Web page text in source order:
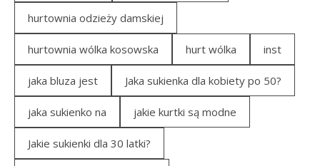
hurtownia odzieży damskiej
hurtownia wólka kosowska hurt wólka inst
jaka bluza jest Jaka sukienka dla kobiety po 50?
jaka sukienko na jakie kurtki są modne
Jakie sukienki dla 30 latki?